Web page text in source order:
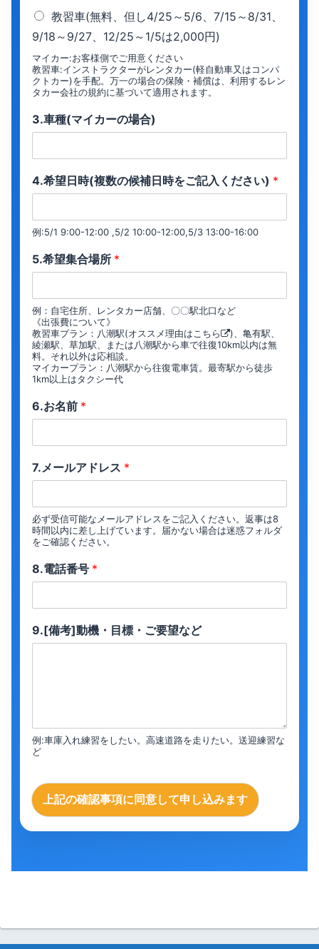
教習車(無料、但し4/25～5/6、7/15～8/31、
9/18～9/27、12/25～1/5は2,000円)
マイカー:お客様側でご用意ください
教習車:インストラクターがレンタカー(軽自動車又はコンパ
クトカー)を手配。万一の場合の保険・補償は、利用するレン
タカー会社の規約に基づいて適用されます。
3.車種(マイカーの場合)
4.希望日時(複数の候補日時をご記入ください) *
例:5/1 9:00-12:00 ,5/2 10:00-12:00,5/3 13:00-16:00
5.希望集合場所 *
例：自宅住所、レンタカー店舗、〇〇駅北口など
《出張費について》
教習車プラン：八潮駅(オススメ理由は こちら
)、亀有駅、
綾瀬駅、草加駅、または八潮駅から車で往復10km以内は無
料。それ以外は応相談。
マイカープラン：八潮駅から往復電車賃。最寄駅から徒歩
1km以上はタクシー代
6.お名前 *
7.メールアドレス *
必ず受信可能なメールアドレスをご記入ください。返事は8
時間以内に差し上げています。届かない場合は迷惑フォルダ
をご確認ください。
8.電話番号 *
9.[備考]動機・目標・ご要望など
例:車庫入れ練習をしたい。高速道路を走りたい。送迎練習な
ど
上記の確認事項に同意して申し込みます